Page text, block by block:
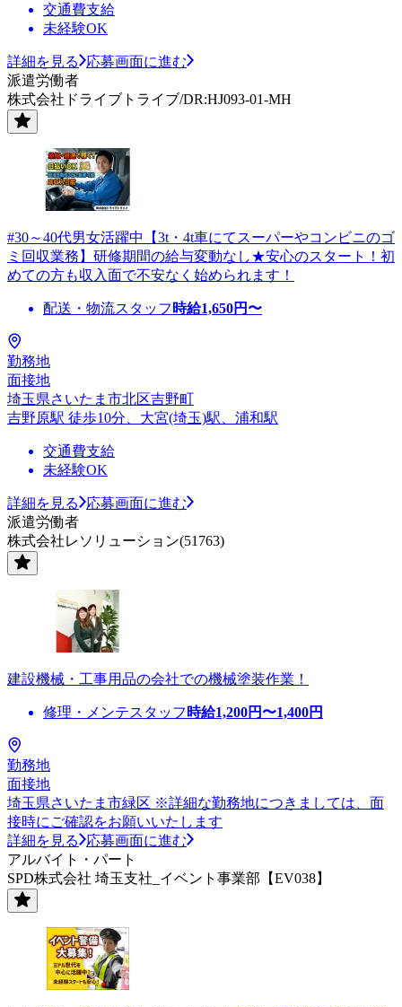
交通費支給
未経験OK
詳細を見る
応募画面に進む
派遣労働者
株式会社ドライブトライブ/DR:HJ093-01-MH
#30～40代男女活躍中【3t・4t車にてスーパーやコンビニのゴ
ミ回収業務】研修期間の給与変動なし★安心のスタート！初
めての方も収入面で不安なく始められます！
配送・物流スタッフ 時給1,650円〜
勤務地
面接地
埼玉県さいたま市北区吉野町
吉野原駅 徒歩10分、大宮(埼玉)駅、浦和駅
交通費支給
未経験OK
詳細を見る
応募画面に進む
派遣労働者
株式会社レソリューション(51763)
建設機械・工事用品の会社での機械塗装作業！
修理・メンテスタッフ 時給1,200円〜1,400円
勤務地
面接地
埼玉県さいたま市緑区 ※詳細な勤務地につきましては、面
接時にご確認をお願いいたします
詳細を見る
応募画面に進む
アルバイト・パート
SPD株式会社 埼玉支社_イベント事業部【EV038】